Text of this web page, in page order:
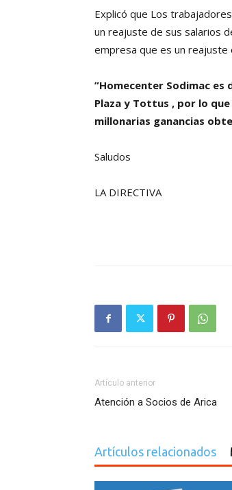
Explicó que Los
un reajuste de sus salarios
empresa que es un reajuste
”Homecenter Sodimac es
Plaza y Tottus , por lo
millonarias ganancias
Saludos
LA DIRECTIVA
Artículo anterior
Atención a Socios de Arica
Artículos relacionados